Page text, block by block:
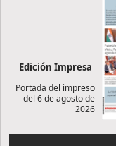
Edición Impresa
Portada del impreso
del 6 de agosto de
2026